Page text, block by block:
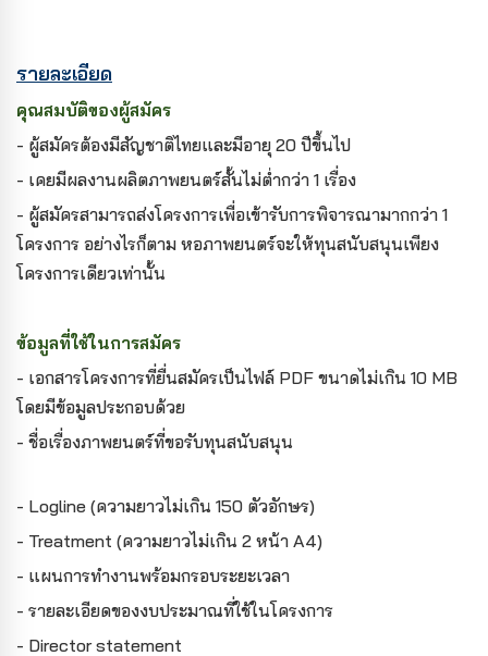
รายละเอียด
คุณสมบัติของผู้สมัคร
- ผู้สมัครต้องมีสัญชาติไทยและมีอายุ 20 ปีขึ้นไป
- เคยมีผลงานผลิตภาพยนตร์สั้นไม่ต่ำกว่า 1 เรื่อง
- ผู้สมัครสามารถส่งโครงการเพื่อเข้ารับการพิจารณามากกว่า 1
โครงการ อย่างไรก็ตาม หอภาพยนตร์จะให้ทุนสนับสนุนเพียง
โครงการเดียวเท่านั้น
ข้อมูลที่ใช้ในการสมัคร
- เอกสารโครงการที่ยื่นสมัครเป็นไฟล์ PDF ขนาดไม่เกิน 10 MB
โดยมีข้อมูลประกอบด้วย
- ชื่อเรื่องภาพยนตร์ที่ขอรับทุนสนับสนุน
- Logline (ความยาวไม่เกิน 150 ตัวอักษร)
- Treatment (ความยาวไม่เกิน 2 หน้า A4)
- แผนการทำงานพร้อมกรอบระยะเวลา
- รายละเอียดของงบประมาณที่ใช้ในโครงการ
- Director statement